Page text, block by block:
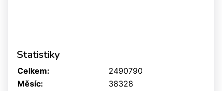
Statistiky
Celkem:
2490790
Měsíc:
38328